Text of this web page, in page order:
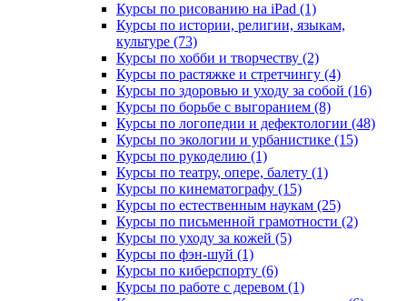
Курсы по рисованию на iPad (1)
Курсы по истории, религии, языкам,
культуре (73)
Курсы по хобби и творчеству (2)
Курсы по растяжке и стретчингу (4)
Курсы по здоровью и уходу за собой (16)
Курсы по борьбе с выгоранием (8)
Курсы по логопедии и дефектологии (48)
Курсы по экологии и урбанистике (15)
Курсы по рукоделию (1)
Курсы по театру, опере, балету (1)
Курсы по кинематографу (15)
Курсы по естественным наукам (25)
Курсы по письменной грамотности (2)
Курсы по уходу за кожей (5)
Курсы по фэн-шуй (1)
Курсы по киберспорту (6)
Курсы по работе с деревом (1)